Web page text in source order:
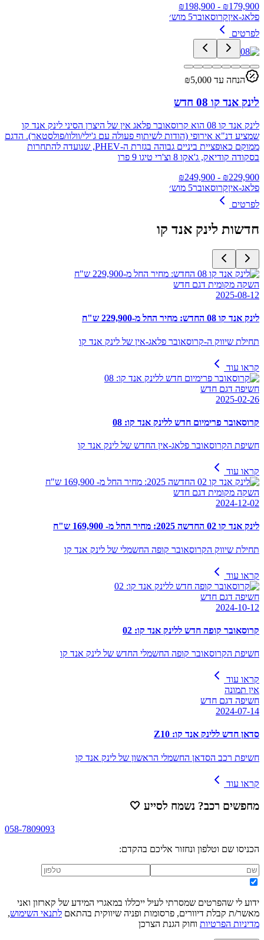
₪179,900
- ₪
198,900
פלאג-איןקרוסאובר5 מוש׳
לפרטים
הנחה עד ₪ 5,000
לינק אנד קו 08 חדש
לינק אנד קו 08 הוא קרוסאובר פלאג אין של היצרן הסיני לינק אנד קו
שמציע דנ"א אירופי (הודות לשיתוף פעולה עם ג'ילי/וולוו/פולסטאר). הדגם
ממוקם כאופציית ביניים גבוהה בגזרת ה‑PHEV, שנועדה להתחרות
בסקודה קודיאק, ג'אקו 8 וצ'רי טיגו 9 פרו
₪229,900
- ₪
249,900
פלאג-איןקרוסאובר5 מוש׳
לפרטים
חדשות לינק אנד קו
השקה מקומית דגם חדש
2025-08-12
לינק אנד קו 08 החדש: מחיר החל מ-229,900 ש"ח
תחילת שיווק ה-קרוסאובר פלאג-אין של לינק אנד קו
קראו עוד
חשיפה דגם חדש
2025-02-26
קרוסאובר פרימיום חדש ללינק אנד קו: 08
חשיפת הקרוסאובר פלאג-אין החדש של לינק אנד קו
קראו עוד
השקה מקומית דגם חדש
2024-12-02
לינק אנד קו 02 החדשה 2025: מחיר החל מ- 169,900 ש"ח
תחילת שיווק הקרוסאובר קופה החשמלי של לינק אנד קו
קראו עוד
חשיפה דגם חדש
2024-10-12
קרוסאובר קופה חדש ללינק אנד קו: 02
חשיפת הקרוסאובר קופה החשמלי החדש של לינק אנד קו
קראו עוד
אין תמונה
חשיפה דגם חדש
2024-07-14
סדאן חדש ללינק אנד קו: Z10
חשיפת רכב הסדאן החשמלי הראשון של לינק אנד קו
קראו עוד
מחפשים רכב? נשמח לסייע 🤍
058-7809093
הכניסו שם וטלפון ונחזור אליכם בהקדם:
ידוע לי שהפרטים שמסרתי לעיל ייכללו במאגרי המידע של קארזון ואני
מאשר/ת קבלת דיוורים, פרסומות ופניה שיווקית בהתאם לתנאי השימוש,
מדיניות הפרטיות וחוק הגנת הצרכן